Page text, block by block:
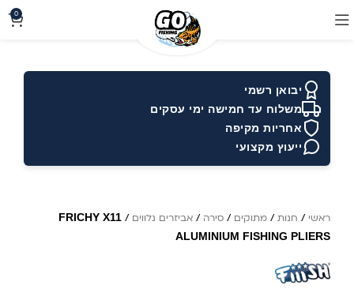
0
יבואן רשמי
משלוח עד חמישה ימי עסקים
אחריות מקיפה
ייעוץ מקצועי
ראשי / חנות/ מתוקים / סירה / אביזרים נלווים /
FRICHY X11
ALUMINIUM FISHING PLIERS